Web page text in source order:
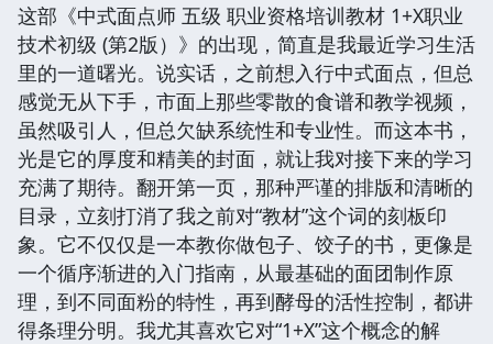
这部《中式面点师 五级 职业资格培训教材 1+X职业
技术初级 (第2版）》的出现，简直是我最近学习生活
里的一道曙光。说实话，之前想入行中式面点，但总
感觉无从下手，市面上那些零散的食谱和教学视频，
虽然吸引人，但总欠缺系统性和专业性。而这本书，
光是它的厚度和精美的封面，就让我对接下来的学习
充满了期待。翻开第一页，那种严谨的排版和清晰的
目录，立刻打消了我之前对“教材”这个词的刻板印
象。它不仅仅是一本教你做包子、饺子的书，更像是
一个循序渐进的入门指南，从最基础的面团制作原
理，到不同面粉的特性，再到酵母的活性控制，都讲
得条理分明。我尤其喜欢它对“1+X”这个概念的解